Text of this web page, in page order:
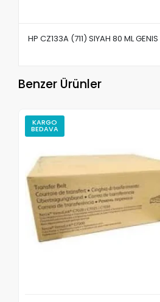
HP CZ133A (711) SIYAH 80 ML
Benzer Ürünler
KARGO
BEDAVA